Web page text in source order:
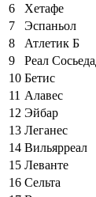
6
Хетафе
7
Эспаньол
8
Атлетик Б
9
Реал
10 Бетис
11 Алавес
12 Эйбар
13 Леганес
14 Вильярреал
15 Леванте
16 Сельта